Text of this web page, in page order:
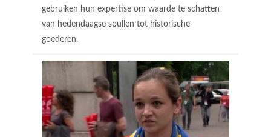
gebruiken hun expertise om waarde te schatten
van hedendaagse spullen tot historische
goederen.